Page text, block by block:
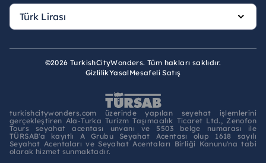
©2026 TurkishCityWonders. Tüm hakları saklıdır.
GizlilikYasalMesafeli Satış
turkishcitywonders.com üzerinde yapılan seyehat işlemlerini
gerçekleştiren Ala-Turka Turizm Taşımacılık Ticaret Ltd., Zenofon
Tours seyahat acentası unvanı ve 5503 belge numarası ile
TÜRSAB'a kayıtlı A Grubu Seyahat Acentası olup 1618 sayılı
Seyahat Acentaları ve Seyahat Acentaları Birliği Kanunu'na tabi
olarak hizmet sunmaktadır.